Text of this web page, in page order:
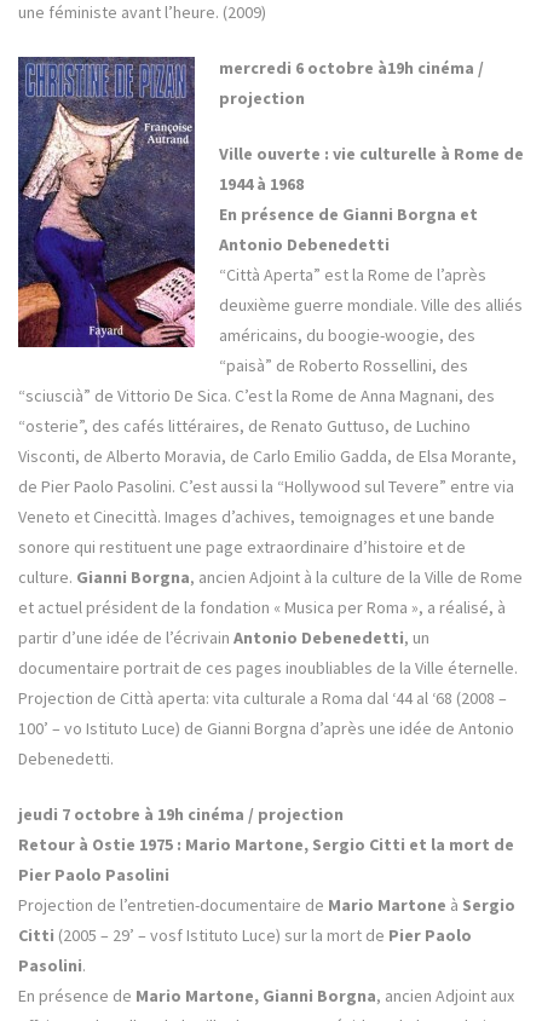
une féministe avant l’heure. (2009)
mercredi 6 octobre à19h cinéma /
projection
Ville ouverte : vie culturelle à Rome de
1944 à 1968
En présence de Gianni Borgna et
Antonio Debenedetti
“Città Aperta” est la Rome de l’après
deuxième guerre mondiale. Ville des alliés
américains, du boogie-woogie, des
“paisà” de Roberto Rossellini, des
“sciuscià” de Vittorio De Sica. C’est la Rome de Anna Magnani, des
“osterie”, des cafés littéraires, de Renato Guttuso, de Luchino
Visconti, de Alberto Moravia, de Carlo Emilio Gadda, de Elsa Morante,
de Pier Paolo Pasolini. C’est aussi la “Hollywood sul Tevere” entre via
Veneto et Cinecittà. Images d’achives, temoignages et une bande
sonore qui restituent une page extraordinaire d’histoire et de
culture. Gianni Borgna, ancien Adjoint à la culture de la Ville de Rome
et actuel président de la fondation « Musica per Roma », a réalisé, à
partir d’une idée de l’écrivain Antonio Debenedetti, un
documentaire portrait de ces pages inoubliables de la Ville éternelle.
Projection de Città aperta: vita culturale a Roma dal ‘44 al ‘68 (2008 –
100’ – vo Istituto Luce) de Gianni Borgna d’après une idée de Antonio
Debenedetti.
jeudi 7 octobre à 19h cinéma / projection
Retour à Ostie 1975 : Mario Martone, Sergio Citti et la mort de
Pier Paolo Pasolini
Projection de l’entretien-documentaire de Mario Martone à Sergio
Citti (2005 – 29’ – vosf Istituto Luce) sur la mort de Pier Paolo
Pasolini.
En présence de Mario Martone, Gianni Borgna, ancien Adjoint aux